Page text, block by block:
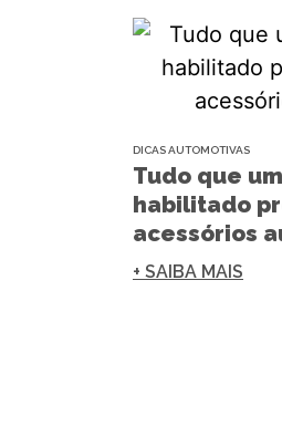
DICAS AUTOMOTIVAS
Tudo que
habilitado
acessórios
+ SAIBA MAIS